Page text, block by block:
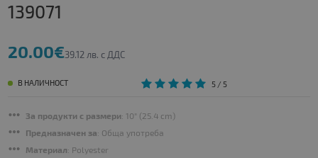
139071
20.00€39.12 лв. с ДДС
В НАЛИЧНОСТ 5/ 5
За продукти с размери: 10" (25.4 cm)
Предназначен за: Обща употреба
Материал: Polyester